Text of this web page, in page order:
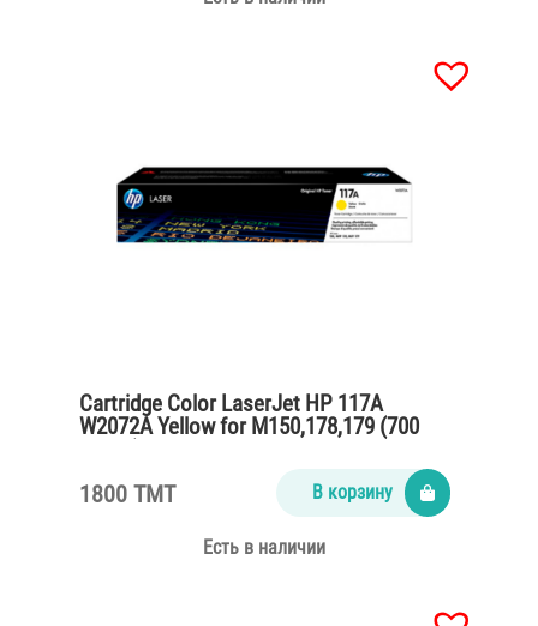
Cartridge Color LaserJet HP 117A
W2072A Yellow for M150,178,179 (700
1800 TMT В корзину
Есть в наличии